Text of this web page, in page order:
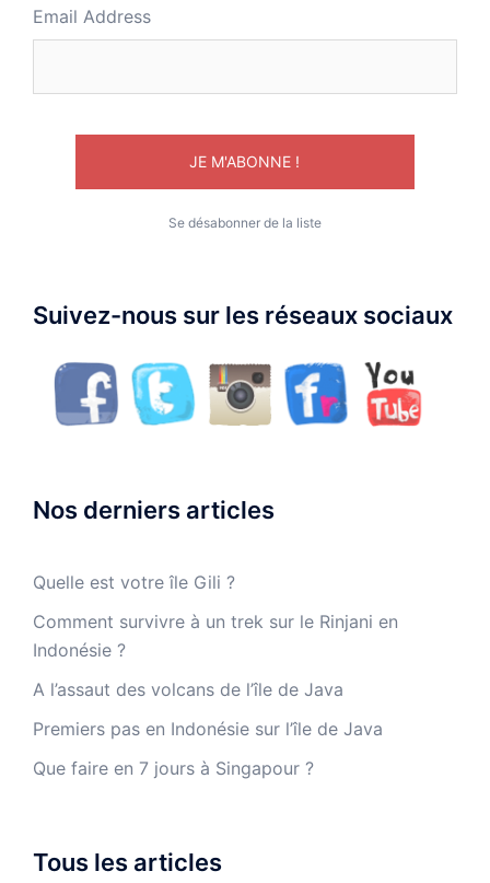
Email Address
Se désabonner de la liste
Suivez-nous sur les réseaux sociaux
Nos derniers articles
Quelle est votre île Gili ?
Comment survivre à un trek sur le Rinjani en
Indonésie ?
A l’assaut des volcans de l’île de Java
Premiers pas en Indonésie sur l’île de Java
Que faire en 7 jours à Singapour ?
Tous les articles